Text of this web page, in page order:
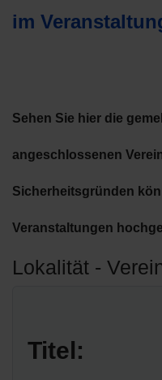
im
Sehen Sie hier die
angeschlossenen
Sicherheitsgründen
Veranstaltungen
Lokalität -
Titel: